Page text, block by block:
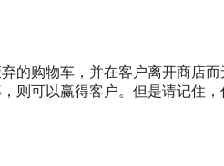
的购物车，并在客户离开商店
则可以赢得客户。但是请记住